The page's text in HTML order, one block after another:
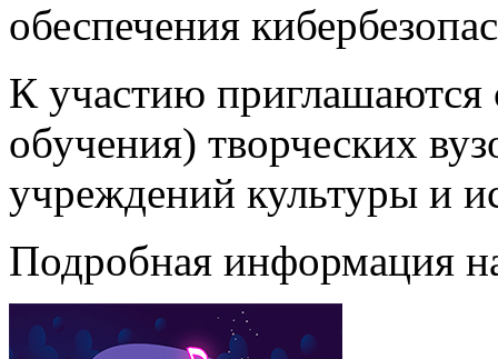
обеспечения
К участию приглашаются
обучения) творческих
учреждений культуры и
Подробная информация